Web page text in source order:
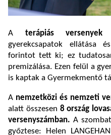
A terápiás versenyek
gyerekcsapatok ellátása
forintot tett ki; ez
premizálása. Ezen felül a
is kaptak a Gyermekmentő
A nemzetközi és nemzeti
alatt összesen 8 ország
versenyszámban. A
győztese: Helen